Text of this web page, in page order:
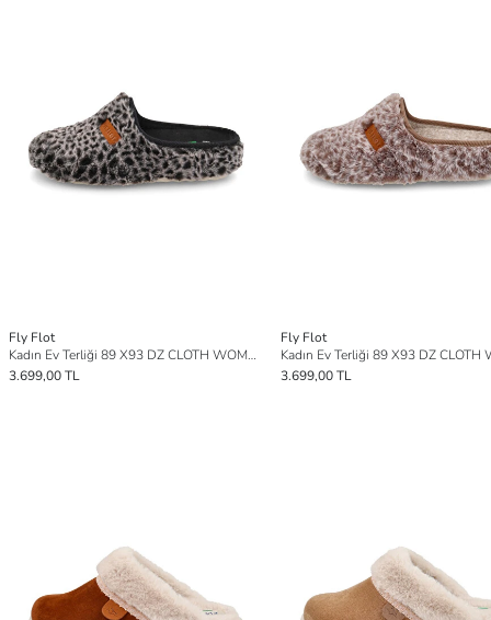
Fly Flot
Kadın Ev Terliği 89 X93 DZ CLOTH WOMAN SLIPPER
3.699,00 TL
Fly Flot
3.699,00 TL